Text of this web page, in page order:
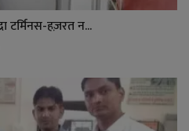
टर्मिनस-हज़रत न...